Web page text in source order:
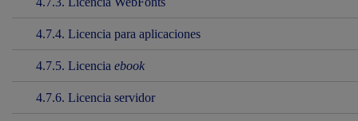
4.7.4. Licencia para aplicaciones
4.7.5. Licencia ebook
4.7.6. Licencia servidor